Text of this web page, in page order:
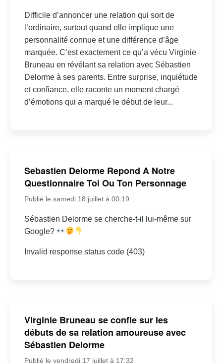
Difficile d’annoncer une relation qui sort de
l’ordinaire, surtout quand elle implique une
personnalité connue et une différence d’âge
marquée. C’est exactement ce qu’a vécu Virginie
Bruneau en révélant sa relation avec Sébastien
Delorme à ses parents. Entre surprise, inquiétude
et confiance, elle raconte un moment chargé
d’émotions qui a marqué le début de leur...
Sebastien Delorme Repond A Notre
Questionnaire Toi Ou Ton Personnage
Publié le samedi 18 juillet à 00:19
Sébastien Delorme se cherche-t-il lui-même sur
Google?
Invalid response status code (403)
Virginie Bruneau se confie sur les
débuts de sa relation amoureuse avec
Sébastien Delorme
Publié le vendredi 17 juillet à 17:32